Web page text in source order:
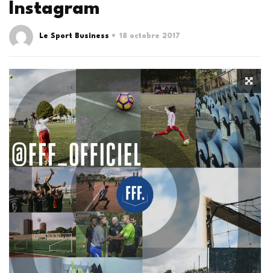
Instagram
Le Sport Business 18 octobre 2017